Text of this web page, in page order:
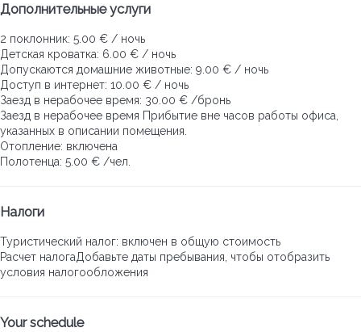
Дополнительные услуги
2 поклонник: 5.00 € / ночь
Детская кроватка: 6.00 € / ночь
Допускаются домашние животные: 9.00 € / ночь
Доступ в интернет: 10.00 € / ночь
Заезд в нерабочее время: 30.00 € /бронь
Заезд в нерабочее время Прибытие вне часов работы офиса,
указанных в описании помещения.
Отопление: включена
Полотенца: 5.00 € /чел.
Налоги
Туристический налог: включен в общую стоимость
Расчет налогаДобавьте даты пребывания, чтобы отобразить
условия налогообложения
Your schedule